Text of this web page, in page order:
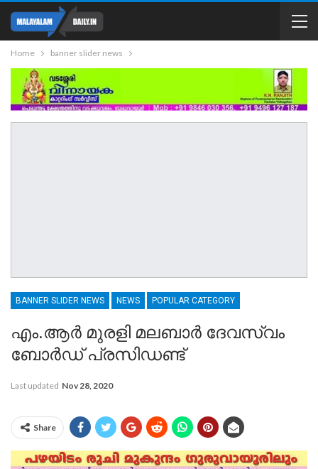
Home banner slider news
BANNER SLIDER NEWS NEWS POPULAR CATEGORY
എം.ആര്‍ മുരളി മലബാര്‍ ദേവസ്വം
ബോര്‍ഡ് പ്രസിഡണ്ട്
Last updated Nov 28, 2020
Share